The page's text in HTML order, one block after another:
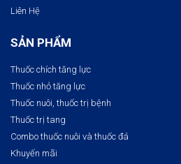
Liên Hệ
SẢN PHẨM
Thuốc chích tăng lực
Thuốc nhỏ tăng lực
Thuốc nuôi, thuốc trị bệnh​
Thuốc trị tang
Combo thuốc nuôi và thuốc đá
Khuyến mãi